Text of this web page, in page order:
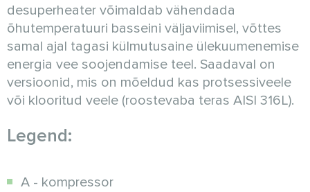
desuperheater võimaldab vähendada
õhutemperatuuri basseini väljaviimisel, võttes
samal ajal tagasi külmutusaine ülekuumenemise
energia vee soojendamise teel. Saadaval on
versioonid, mis on mõeldud kas protsessiveele
või klooritud veele (roostevaba teras AISI 316L).
Legend:
A - kompressor